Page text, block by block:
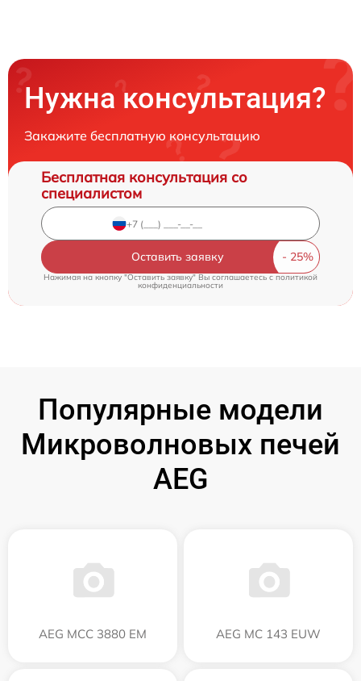
Нужна консультация?
Закажите бесплатную консультацию
Бесплатная консультация со
специалистом
Оставить заявку
Нажимая на кнопку "Оставить заявку" Вы соглашаетесь c политикой
конфиденциальности
Популярные модели
Микроволновых печей
AEG
AEG MCC 3880 EM AEG MC 143 EUW